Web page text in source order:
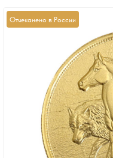
Отчеканено в России